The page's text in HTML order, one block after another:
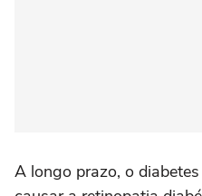
A longo prazo, o